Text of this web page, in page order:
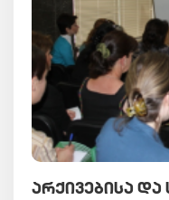
ᲐᲠᲥᲘᲕᲔᲑᲘᲡᲐ ᲓᲐ